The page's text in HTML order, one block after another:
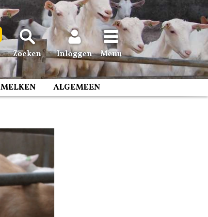
Zoeken Inloggen Menu
MELKEN ALGEMEEN